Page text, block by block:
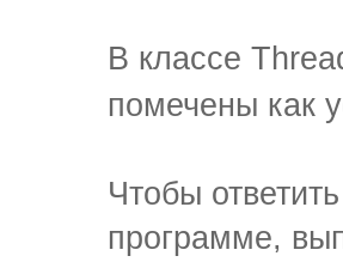
В классе
помечены как
Чтобы
программе,